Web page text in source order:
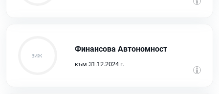
Финансова Автономност
към 31.12.2024 г.